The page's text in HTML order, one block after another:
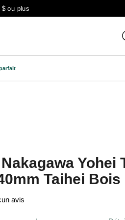
ou plus
Yohei
Taihei Bois
avis